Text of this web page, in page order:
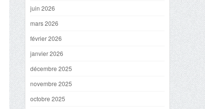
juin 2026
mars 2026
février 2026
janvier 2026
décembre 2025
novembre 2025
octobre 2025